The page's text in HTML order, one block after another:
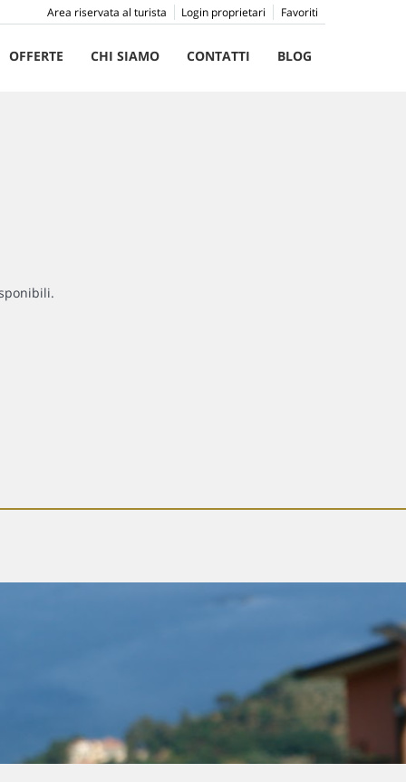
Favoriti
Login proprietari
Area riservata al turista
OFFERTE CHI SIAMO CONTATTI BLOG